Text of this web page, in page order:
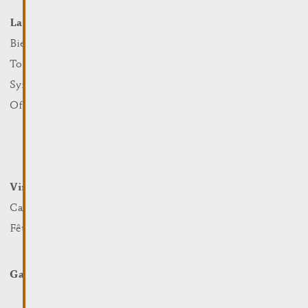
La Ville
Bienvenue
Tourist Info
Syndicat d’Initiative
Office Régional du Tourisme
Vin et Terroir
Caves et Viticulteurs
Fêtes viticoles
Galerie